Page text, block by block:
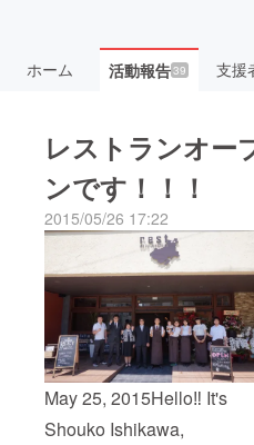
ホーム 活動報告39 支援
レストランオー
ンです！！！
2015/05/26 17:22
May 25, 2015Hello‼︎ It's
Shouko Ishikawa,